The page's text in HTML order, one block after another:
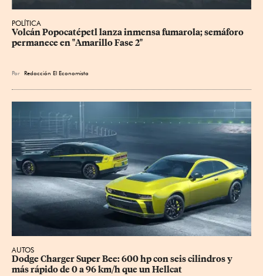
POLÍTICA
Volcán Popocatépetl lanza inmensa fumarola; semáforo
permanece en "Amarillo Fase 2"
Por Redacción El Economista
AUTOS
Dodge Charger Super Bee: 600 hp con seis cilindros y
más rápido de 0 a 96 km/h que un Hellcat